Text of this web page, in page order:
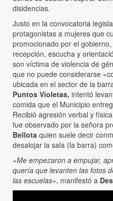
disidencias.
Justo en la convocatoria
protagonistas a mujeres que
promocionado por el gobierno,
recepción, escucha y
son víctima de violencia de
que no puede considerarse
ubicada en el sector de la
Puntos Violetas, intentó
comida que el Municipio
Recibió agresión verbal y
fue observado por la señora
Bellota quien suele decir
desalojar la sala (la barra)
«Me empezaron a empujar,
quería que levanten las fotos
las escuelas», manifestó a